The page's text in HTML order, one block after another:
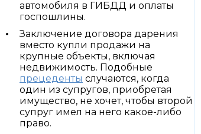
автомобиля в ГИБДД и оплаты
госпошлины.
Заключение договора дарения
вместо купли продажи на
крупные объекты, включая
недвижимость. Подобные
прецеденты случаются, когда
один из супругов, приобретая
имущество, не хочет, чтобы второй
супруг имел на него какое-либо
право.